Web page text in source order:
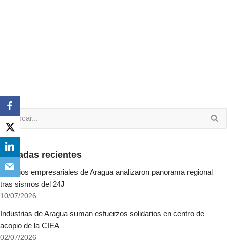
Entradas recientes
Gremios empresariales de Aragua analizaron panorama regional
tras sismos del 24J
10/07/2026
Industrias de Aragua suman esfuerzos solidarios en centro de
acopio de la CIEA
02/07/2026